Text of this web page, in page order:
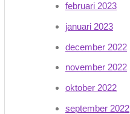
februari 2023
januari 2023
december 2022
november 2022
oktober 2022
september 2022